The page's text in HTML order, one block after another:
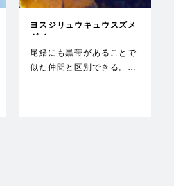
ヨスジリュウキュウスズメ
ダイ
尾鰭にも黒帯があることで
似た仲間と区別できる。…